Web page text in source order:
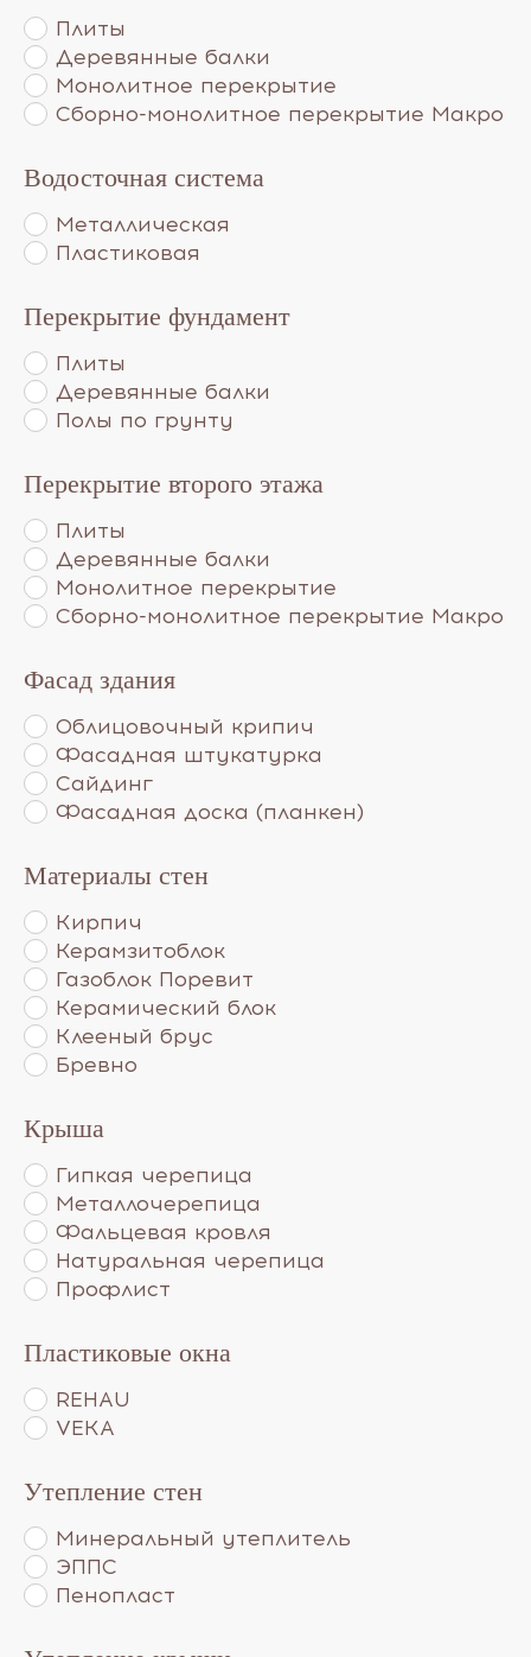
Плиты
Деревянные балки
Монолитное перекрытие
Сборно-монолитное перекрытие Макро
Водосточная система
Металлическая
Пластиковая
Перекрытие фундамент
Плиты
Деревянные балки
Полы по грунту
Перекрытие второго этажа
Плиты
Деревянные балки
Монолитное перекрытие
Сборно-монолитное перекрытие Макро
Фасад здания
Облицовочный крипич
Фасадная штукатурка
Сайдинг
Фасадная доска (планкен)
Материалы стен
Кирпич
Керамзитоблок
Газоблок Поревит
Керамический блок
Клееный брус
Бревно
Крыша
Гипкая черепица
Металлочерепица
Фальцевая кровля
Натуральная черепица
Профлист
Пластиковые окна
REHAU
VEKA
Утепление стен
Минеральный утеплитель
ЭППС
Пенопласт